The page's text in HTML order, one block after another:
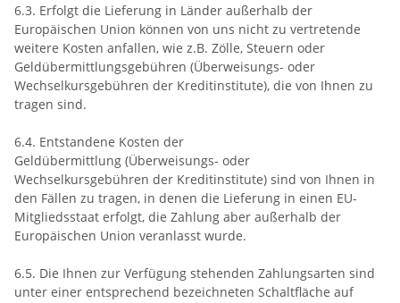
6.3. Erfolgt die Lieferung in Länder außerhalb der
Europäischen Union können von uns nicht zu vertretende
weitere Kosten anfallen, wie z.B. Zölle, Steuern oder
Geldübermittlungsgebühren (Überweisungs- oder
Wechselkursgebühren der Kreditinstitute), die von Ihnen zu
tragen sind.
6.4. Entstandene Kosten der
Geldübermittlung (Überweisungs- oder
Wechselkursgebühren der Kreditinstitute) sind von Ihnen in
den Fällen zu tragen, in denen die Lieferung in einen EU-
Mitgliedsstaat erfolgt, die Zahlung aber außerhalb der
Europäischen Union veranlasst wurde.
6.5. Die Ihnen zur Verfügung stehenden Zahlungsarten sind
unter einer entsprechend bezeichneten Schaltfläche auf